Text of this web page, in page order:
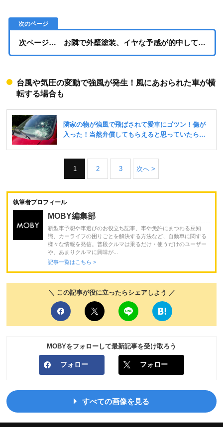
次ページ… お隣で外壁塗装、イヤな予感が的中して…
台風や気圧の変動で強風が発生！風にあおられた車が横
転する場合も
1 2 3 次へ >
執筆者プロフィール
MOBY編集部
新型車予想や車選びのお役立ち記事、車や免許にまつわる豆知
識、カーライフの困りごとを解決する方法など、自動車に関する
様々な情報を発信。普段クルマは乗るだけ・使うだけのユーザー
や、あまりクルマに興味が...
記事一覧はこちら >
＼ この記事が役に立ったらシェアしよう ／
MOBYをフォローして最新記事を受け取ろう
フォロー フォロー
すべての画像を見る